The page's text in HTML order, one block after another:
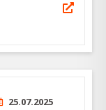
25.07.2025